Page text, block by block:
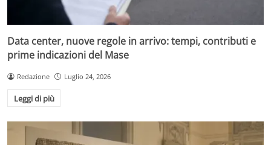
Data center, nuove regole in arrivo: tempi, contributi e
prime indicazioni del Mase
Redazione Luglio 24, 2026
Leggi di più